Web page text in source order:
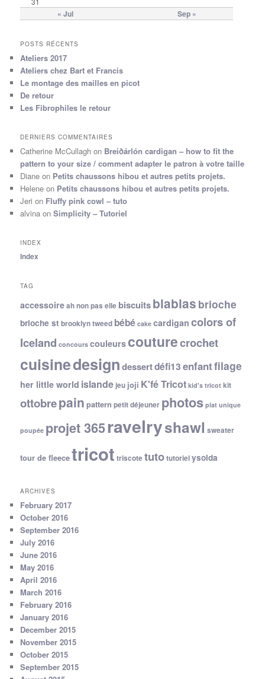
« Jul Sep »
POSTS RÉCENTS
Ateliers 2017
Ateliers chez Bart et Francis
Le montage des mailles en picot
De retour
Les Fibrophiles le retour
DERNIERS COMMENTAIRES
Catherine McCullagh on Breiðárlón cardigan – how to fit the
pattern to your size / comment adapter le patron à votre taille
Diane on Petits chaussons hibou et autres petits projets.
Helene on Petits chaussons hibou et autres petits projets.
Jeri on Fluffy pink cowl – tuto
alvina onSimplicity – Tutoriel
INDEX
Index
TAG
accessoireah non pas elle biscuitsblablas brioche
brioche st brooklyn tweed bébé cake cardigan colors of
Iceland concours couleurscouturecrochet
cuisinedesigndessertdéfi13enfantfilage
her little world islande jeu joji K'fé Tricot kid's tricot kit
ottobrepain pattern petit déjeuner photos plat unique
poupée projet 365ravelryshawl sweater
tour de fleecetricot triscote tutotutorielysolda
ARCHIVES
February 2017
October 2016
September 2016
July 2016
June 2016
May 2016
April 2016
March 2016
February 2016
January 2016
December 2015
November 2015
October 2015
September 2015